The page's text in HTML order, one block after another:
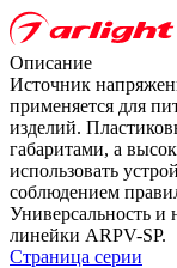
Описание
Источник
применяется для
изделий.
габаритами, а
использовать
соблюдением
Универсальность и
линейки ARPV-SP.
Страница серии